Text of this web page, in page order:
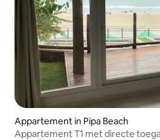
Appartement in Pipa Beach
Appartement T1 met directe